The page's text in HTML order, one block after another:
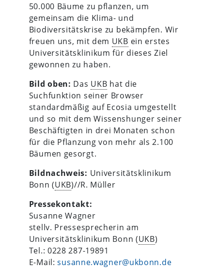
50.000 Bäume zu pflanzen, um
gemeinsam die Klima- und
Biodiversitätskrise zu bekämpfen. Wir
freuen uns, mit dem UKB ein erstes
Universitätsklinikum für dieses Ziel
gewonnen zu haben.
Bild oben: Das UKB hat die
Suchfunktion seiner Browser
standardmäßig auf Ecosia umgestellt
und so mit dem Wissenshunger seiner
Beschäftigten in drei Monaten schon
für die Pflanzung von mehr als 2.100
Bäumen gesorgt.
Bildnachweis: Universitätsklinikum
Bonn (UKB)//R. Müller
Pressekontakt:
Susanne Wagner
stellv. Pressesprecherin am
Universitätsklinikum Bonn (UKB)
Tel.: 0228 287-19891
E-Mail:susanne.wagner@ukbonn.de